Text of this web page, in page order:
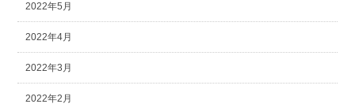
2022年5月
2022年4月
2022年3月
2022年2月